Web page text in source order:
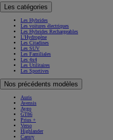
Les catégories
Les Hybrides
Les voitures électriques
Les Hybrides Rechargeables
L'Hydrogène
Les Citadines
Les SUV
Les Familiales
Les 4x4
Les Utilitaires
Les Sportives
Nos précédents modèles
Auris
Avensis
Aygo
GT86
Prius +
Verso
Highlander
Camry